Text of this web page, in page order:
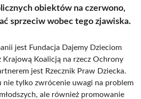
obiektów na czerwono,
sprzeciw wobec tego zjawiska.
jest Fundacja Dajemy Dzieciom
Krajową Koalicją na rzecz Ochrony
jest Rzecznik Praw Dziecka.
nie tylko zwrócenie uwagi na problem
ale również promowanie